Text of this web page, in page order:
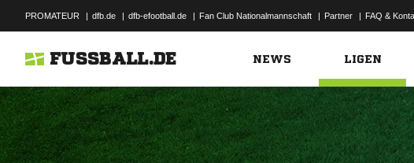
PROMATEUR | dfb.de | dfb-efootball.de | Fan Club Nationalmannschaft | Partner | FAQ &
FUSSBALL.DE NEWS LIGEN